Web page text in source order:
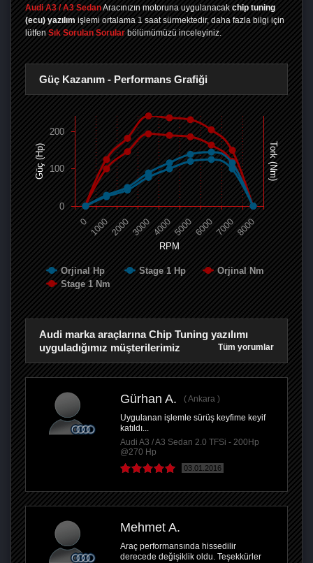
Audi A3 / A3 SedanAracınızın motoruna uygulanacak chip tuning
(ecu) yazılım işlemi ortalama 1 saat sürmektedir, daha fazla bilgi için
lütfen Sık Sorulan Sorular bölümümüzü inceleyiniz.
Güç Kazanım - Performans Grafiği
RPM
Güç (Hp) Tork (Nm)
Orjinal Hp Stage 1 Hp
Orjinal Nm
Stage 1 Nm
0 100020003000 40005000600070008000
0
100
200
Audi marka araçlarına Chip Tuning yazılımı
uyguladığımız müşterilerimiz
Tüm yorumlar
Gürhan A.
Ankara
Uygulanan işlemle sürüş keyfime keyif
katıldı...
Audi A3 / A3 Sedan 2.0 TFSi - 200Hp
@270 Hp
03.01.2016
Mehmet A.
Araç performansında hissedilir
derecede değişiklik oldu. Teşekkürler